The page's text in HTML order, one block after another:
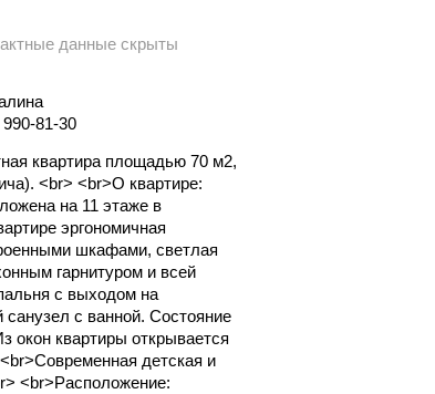
данные скрыты
81-30
квартира площадью 70 м2,
<br> <br>О квартире:
на 11 этаже в
эргономичная
шкафами, светлая
гарнитуром и всей
с выходом на
с ванной. Состояние
окон квартиры открывается
детская и
<br>Расположение: